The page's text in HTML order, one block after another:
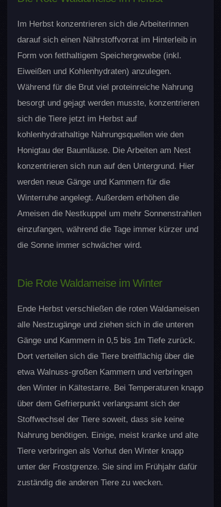
Im Herbst konzentrieren sich die Arbeiterinnen
darauf sich einen Nährstoffvorrat im Hinterleib in
Form von fetthaltigem Speichergewebe (inkl.
Eiweißen und Kohlenhydraten) anzulegen.
Während für die Brut viel proteinreiche Nahrung
besorgt und gejagt werden musste, konzentrieren
sich die Tiere jetzt im Herbst auf
kohlenhydrathaltige Nahrungsquellen wie den
Honigtau der Baumläuse. Die Arbeiten am Nest
konzentrieren sich nun auf den Untergrund. Hier
werden neue Gänge und Kammern für die
Winterruhe angelegt. Außerdem erhöhen die
Ameisen die Nestkuppel um mehr Sonnenstrahlen
einzufangen, während die Tage immer kürzer und
die Sonne immer schwächer wird.
Die Rote Waldameise im Winter
Ende Herbst verschließen die roten Waldameisen
alle Nestzugänge und ziehen sich in die unteren
Gänge und Kammern in 0,5 bis 1m Tiefe zurück.
Dort verteilen sich die Tiere breitflächig über die
etwa Walnuss-großen Kammern und verbringen
den Winter in Kältestarre. Bei Temperaturen knapp
über dem Gefrierpunkt verlangsamt sich der
Stoffwechsel der Tiere soweit, dass sie keine
Nahrung benötigen. Einige, meist kranke und alte
Tiere verbringen als Vorhut den Winter knapp
unter der Frostgrenze. Sie sind im Frühjahr dafür
zuständig die anderen Tiere zu wecken.